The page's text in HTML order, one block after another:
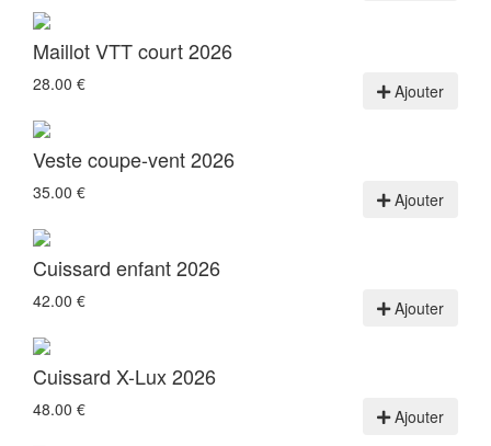
Maillot VTT court 2026
28.00 € Ajouter
Veste coupe-vent 2026
35.00 € Ajouter
Cuissard enfant 2026
42.00 € Ajouter
Cuissard X-Lux 2026
48.00 € Ajouter